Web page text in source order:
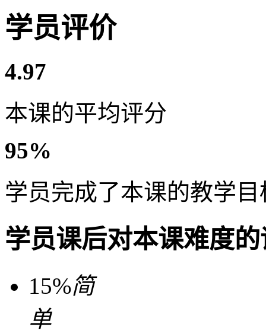
学员评价
4.97
本课的平均评分
95%
学员完成了本课的教学目
学员课后对本课难度
15%简
单